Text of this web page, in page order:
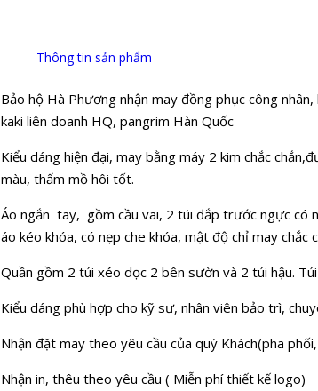
Thông tin sản phẩm
Bảo hộ Hà Phương nhận may đồng phục công
kaki liên doanh HQ, pangrim Hàn Quốc
Kiểu dáng hiện đại, may bằng máy 2 kim chắc
màu, thấm mồ hôi tốt.
Áo ngắn tay, gồm cầu vai, 2 túi đắp trước ngực có
áo kéo khóa, có nẹp che khóa, mật độ chỉ may chắc
Quần gồm 2 túi xéo dọc 2 bên sườn và 2 túi hậu.
Kiểu dáng phù hợp cho kỹ sư, nhân viên bảo trì,
Nhận đặt may theo yêu cầu của quý Khách(pha
Nhận in, thêu theo yêu cầu ( Miễn phí thiết kế logo)